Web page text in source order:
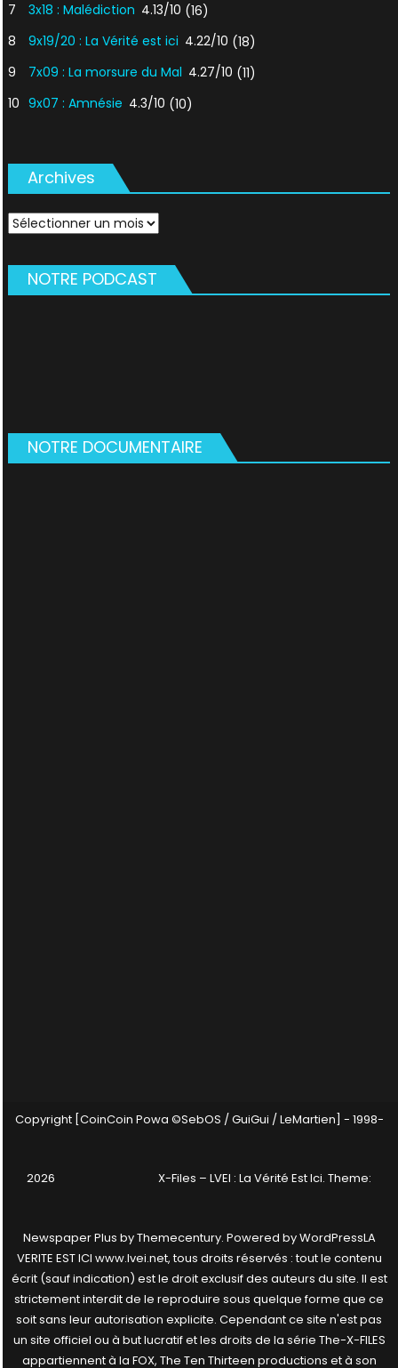
7
3x18 : Malédiction 4.13/10 (16)
8
9x19/20 : La Vérité est ici 4.22/10 (18)
9
7x09 : La morsure du Mal 4.27/10 (11)
10 9x07 : Amnésie 4.3/10 (10)
Archives
Archives
NOTRE PODCAST
NOTRE DOCUMENTAIRE
Copyright [CoinCoin Powa ©SebOS / GuiGui / LeMartien] - 1998-
2026 X-Files – LVEI : La Vérité Est Ici. Theme:
Newspaper Plus byThemecentury. Powered byWordPressLA
VERITE EST ICI www.lvei.net, tous droits réservés : tout le contenu
écrit (sauf indication) est le droit exclusif des auteurs du site. Il est
strictement interdit de le reproduire sous quelque forme que ce
soit sans leur autorisation explicite. Cependant ce site n'est pas
un site officiel ou à but lucratif et les droits de la série The-X-FILES
appartiennent à la FOX, The Ten Thirteen productions et à son